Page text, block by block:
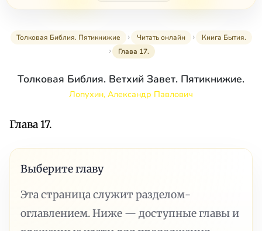
Толковая Библия. Пятикнижие Читать онлайн
Книга Бытия.
Глава 17.
Толковая Библия. Ветхий Завет. Пятикнижие.
Лопухин, Александр Павлович
Глава 17.
Выберите главу
Эта страница служит разделом-
оглавлением. Ниже — доступные главы и